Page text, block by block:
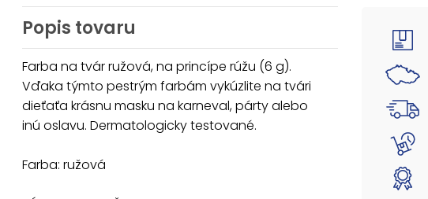
NÁVOD
1.
mieste.
2. Ak
3.
4.
5.
6.
hodín.
Popis tovaru
Farba na tvár ružová, na princípe rúžu (6 g).
Vďaka týmto pestrým farbám vykúzlite na tvári
dieťaťa krásnu masku na karneval, párty alebo
inú oslavu. Dermatologicky testované.
Farba: ružová